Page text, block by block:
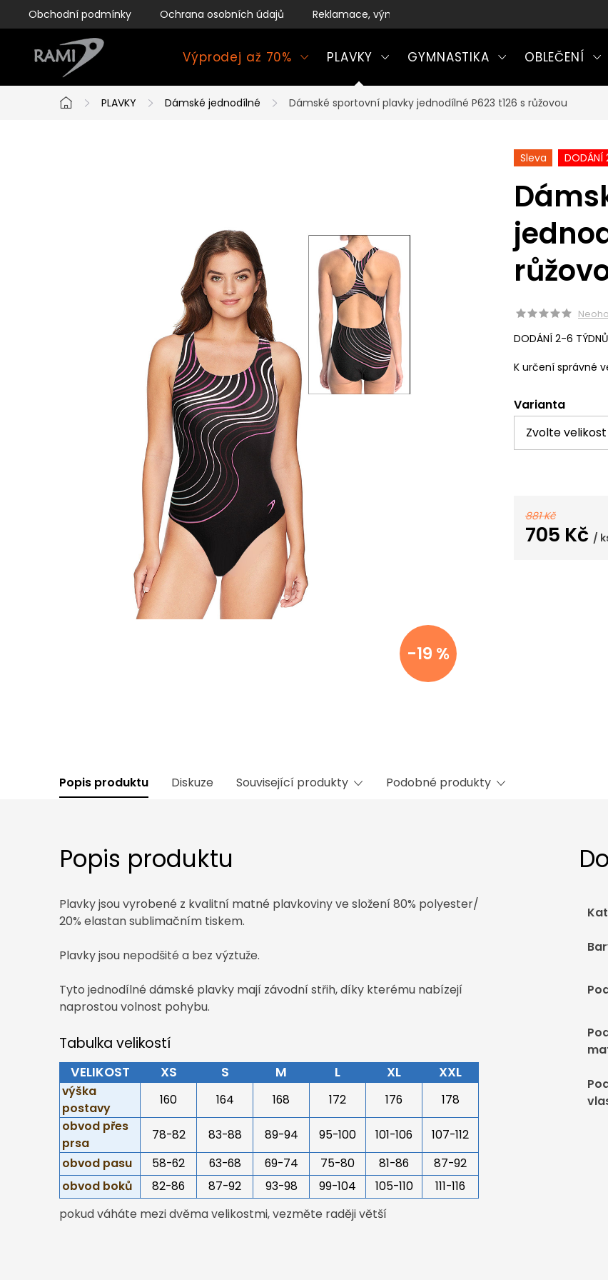
na
Obchodní podmínky Ochrana osobních údajů Reklamace, výměny a vrácení zboží
Výprodej až 70% PLAVKY GYMNASTIKA OBLEČENÍ
Domů
PLAVKY Dámské jednodílné Dámské sportovní plavky jednodílné P623 t126 s růžovou
-19 %
Sleva DODÁNÍ
DODÁNÍ 2-6
K určení správné
Varianta
881 Kč
705 Kč /
Popis produktu Diskuze Související produkty Podobné produkty
Popis produktu
Plavky jsou vyrobené z kvalitní matné plavkoviny ve složení 80% polyester/
20% elastan sublimačním tiskem.
Plavky jsou nepodšité a bez výztuže.
Tyto jednodílné dámské plavky mají závodní střih, díky kterému nabízejí
naprostou volnost pohybu.
Tabulka velikostí
VELIKOST XS S M L XL XXL
výška
postavy
160 164 168 172 176
178
obvod přes
prsa
78-82 83-88 89-94 95-100 101-106
107-112
obvod pasu
58-62 63-68 69-74 75-80 81-86
87-92
obvod boků
82-86 87-92 93-98 99-104 105-110
111-116
pokud váháte mezi dvěma velikostmi, vezměte raději větší